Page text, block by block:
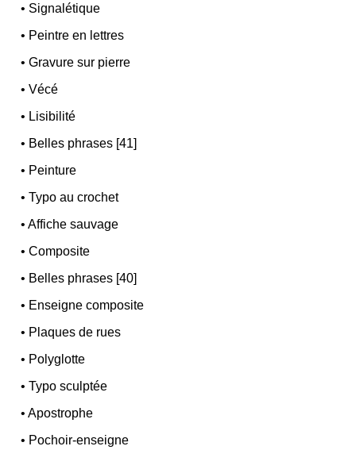
• Signalétique
• Peintre en lettres
•Gravure sur pierre
•Vécé
• Lisibilité
• Belles phrases [41]
• Peinture
•Typo au crochet
•Affiche sauvage
•Composite
• Belles phrases [40]
• Enseigne composite
• Plaques de rues
• Polyglotte
•Typo sculptée
•Apostrophe
• Pochoir-enseigne